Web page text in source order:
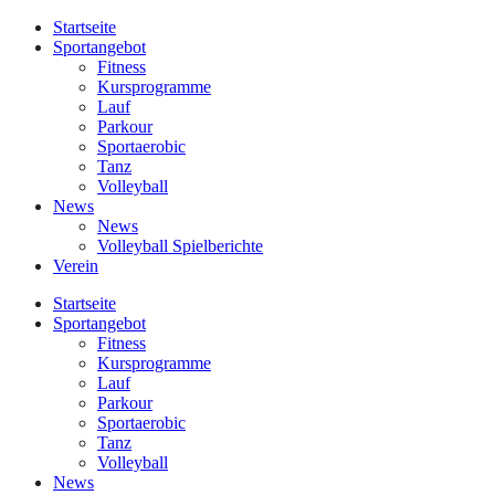
Startseite
Sportangebot
Fitness
Kursprogramme
Lauf
Parkour
Sportaerobic
Tanz
Volleyball
News
News
Volleyball Spielberichte
Verein
Startseite
Sportangebot
Fitness
Kursprogramme
Lauf
Parkour
Sportaerobic
Tanz
Volleyball
News